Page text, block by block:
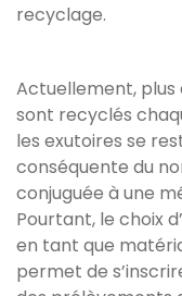
recyclage.
Actuellement, plus
sont recyclés
les exutoires se
conséquente du
conjuguée à une
Pourtant, le choix
en tant que
permet de